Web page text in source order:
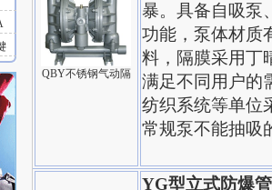
QBY不锈钢气动隔
暴。具备自吸泵
功能，泵体材质
料，隔膜采用丁
满足不同用户的
纺织系统等单位
常规泵不能抽吸
YG型立式防爆